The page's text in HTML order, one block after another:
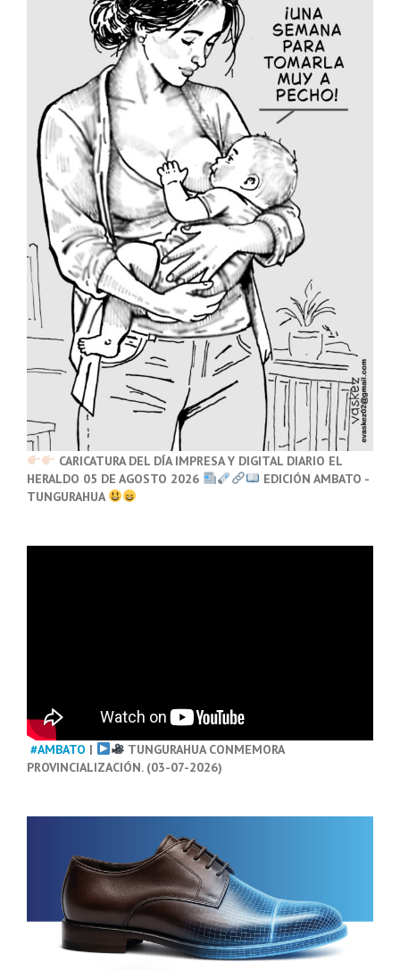
CARICATURA DEL DÍA IMPRESA Y DIGITAL DIARIO EL
HERALDO 05 DE AGOSTO 2026
EDICIÓN AMBATO -
TUNGURAHUA
#AMBATO |
TUNGURAHUA CONMEMORA
PROVINCIALIZACIÓN. (03-07-2026)